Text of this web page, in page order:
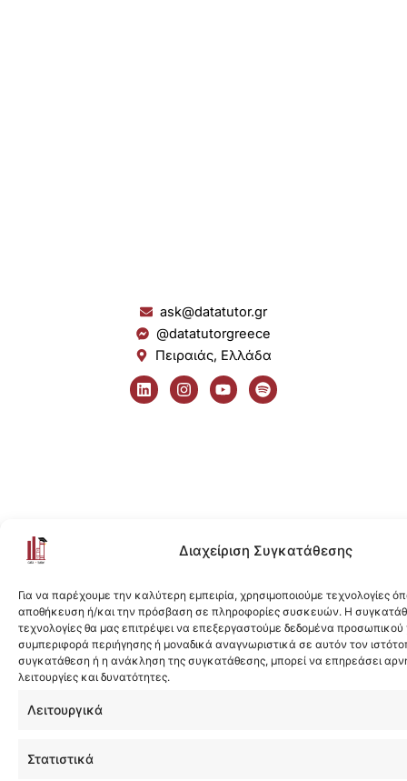
Διαχείριση Συγκατάθεσης
Για να παρέχουμε την καλύτερη εμπειρία, χρησιμοποιούμε τεχνολογίες
αποθήκευση ή/και την πρόσβαση σε πληροφορίες συσκευών. Η
τεχνολογίες θα μας επιτρέψει να επεξεργαστούμε δεδομένα
συμπεριφορά περιήγησης ή μοναδικά αναγνωριστικά σε αυτόν τον
συγκατάθεση ή η ανάκληση της συγκατάθεσης, μπορεί να επηρεάσει
λειτουργίες και δυνατότητες.
Λειτουργικά
Στατιστικά
ask@datatutor.gr
@datatutorgreece
Πειραιάς, Ελλάδα
L
i
n
I
n
s
Y
o
u
S
p
o